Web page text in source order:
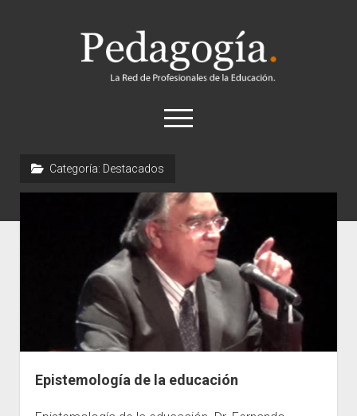
Pedagogía
abrir
el
Historia
Concepto
Entrevistas
Destacados
Biografías
Recursos
General
Escuelas
Categoría: Destacados
Epistemología de la educación